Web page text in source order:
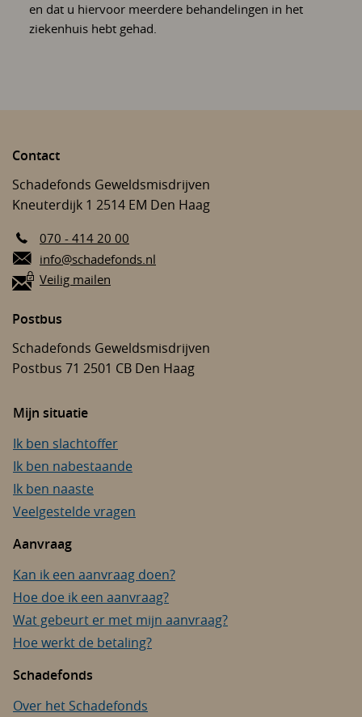
en dat u hiervoor meerdere behandelingen in het
ziekenhuis hebt gehad.
Contact
Schadefonds Geweldsmisdrijven
Kneuterdijk 1 2514 EM Den Haag
070 - 414 20 00
E-mail:
info@schadefonds.nl
Veilig mailen
Postbus
Schadefonds Geweldsmisdrijven
Postbus 71 2501 CB Den Haag
Mijn situatie
Ik ben slachtoffer
Ik ben nabestaande
Ik ben naaste
Veelgestelde vragen
Aanvraag
Kan ik een aanvraag doen?
Hoe doe ik een aanvraag?
Wat gebeurt er met mijn aanvraag?
Hoe werkt de betaling?
Schadefonds
Over het Schadefonds